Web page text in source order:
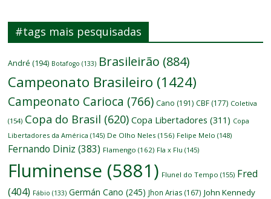
#tags mais pesquisadas
André (194) Botafogo (133) Brasileirão (884)
Campeonato Brasileiro (1424)
Campeonato Carioca (766) Cano (191) CBF (177) Coletiva
(154) Copa do Brasil (620) Copa Libertadores (311) Copa
Libertadores da América (145) De Olho Neles (156) Felipe Melo (148)
Fernando Diniz (383) Flamengo (162) Fla x Flu (145)
Fluminense (5881) Flunel do Tempo (155) Fred
(404) Fábio (133) Germán Cano (245) Jhon Arias (167) John Kennedy